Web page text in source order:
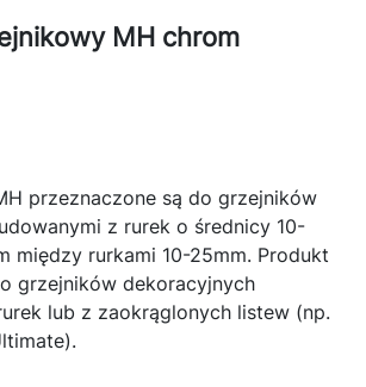
MH chrom
przeznaczone są do grzejników
z rurek o średnicy 10-
między rurkami 10-25mm. Produkt
grzejników dekoracyjnych
lub z zaokrąglonych listew (np.